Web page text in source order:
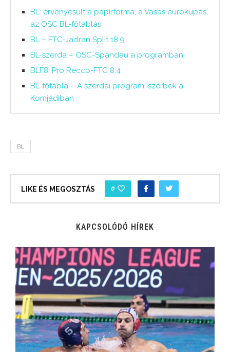
BL: érvényesült a papírforma, a Vasas eurokupás,
az OSC BL-főtáblás
BL – FTC-Jadran Split 18:9
BL-szerda – OSC-Spandau a programban
BLF8: Pro Recco-FTC 8:4
BL-főtábla – A szerdai program, szerbek a
Komjádiban
BL
LIKE ÉS MEGOSZTÁS 0
KAPCSOLÓDÓ HÍREK